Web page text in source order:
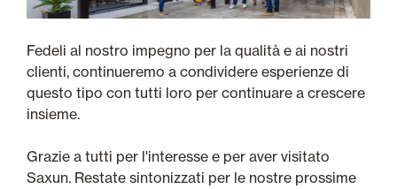
Fedeli al nostro impegno per la qualità e ai nostri
clienti, continueremo a condividere esperienze di
questo tipo con tutti loro per continuare a crescere
insieme.
Grazie a tutti per l'interesse e per aver visitato
Saxun. Restate sintonizzati per le nostre prossime